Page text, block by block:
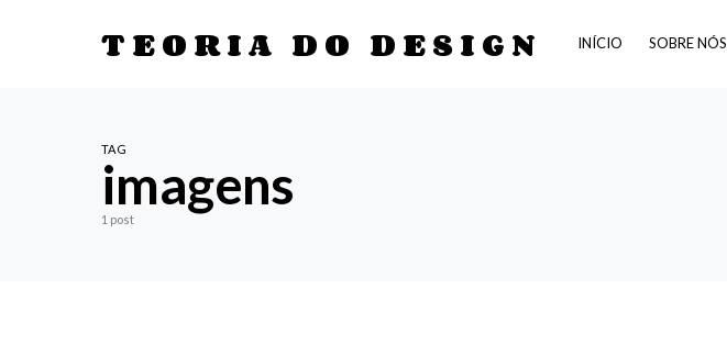
TEORIA DO DESIGN INÍCIO SOBRE NÓS
TAG
imagens
1 post